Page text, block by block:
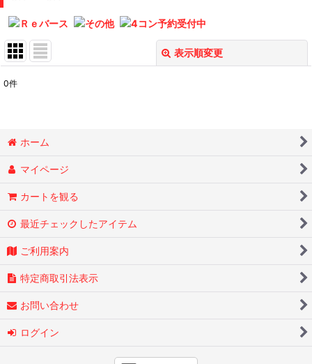
表示順変更
0件
ホーム
マイページ
カートを観る
最近チェックしたアイテム
ご利用案内
特定商取引法表示
お問い合わせ
ログイン